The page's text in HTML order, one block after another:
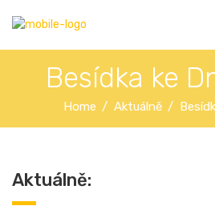
Besídka ke
Home Aktuálně
Aktuálně: